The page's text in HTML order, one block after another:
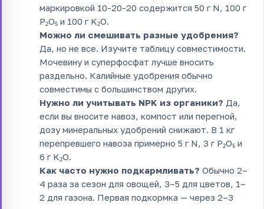
маркировкой 10-20-20 содержится 50 г N, 100 г
P₂O₅ и 100 г K₂O.
Можно ли смешивать разные удобрения?
Да, но не все. Изучите таблицу совместимости.
Мочевину и суперфосфат лучше вносить
раздельно. Калийные удобрения обычно
совместимы с большинством других.
Нужно ли учитывать NPK из органики? Да,
если вы вносите навоз, компост или перегной,
дозу минеральных удобрений снижают. В 1 кг
перепревшего навоза примерно 5 г N, 3 г P₂O₅ и
6 г K₂O.
Как часто нужно подкармливать? Обычно 2–
4 раза за сезон для овощей, 3–5 для цветов, 1–
2 для газона. Первая подкормка — через 2–3